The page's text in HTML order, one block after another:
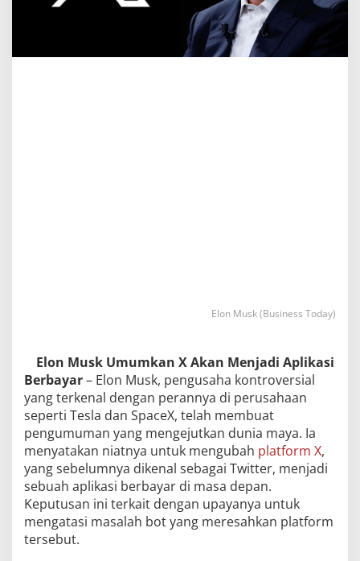
Elon Musk (Business Today)
Elon Musk Umumkan X Akan Menjadi Aplikasi
Berbayar– Elon Musk, pengusaha kontroversial
yang terkenal dengan perannya di perusahaan
seperti Tesla dan SpaceX, telah membuat
pengumuman yang mengejutkan dunia maya. Ia
menyatakan niatnya untuk mengubah platform X,
yang sebelumnya dikenal sebagai Twitter, menjadi
sebuah aplikasi berbayar di masa depan.
Keputusan ini terkait dengan upayanya untuk
mengatasi masalah bot yang meresahkan platform
tersebut.